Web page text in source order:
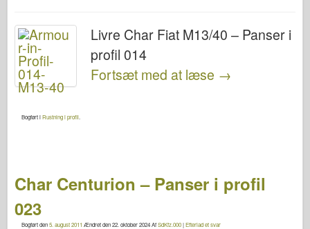
Livre Char Fiat M13/40 – Panser i
profil 014
Fortsæt med at læse →
Bogført iRustning i profil
Char Centurion – Panser i profil
023
Bogført den5. august 2011 Ændret den22. oktober 2024AfSdKfz.000|Efterlad et svar